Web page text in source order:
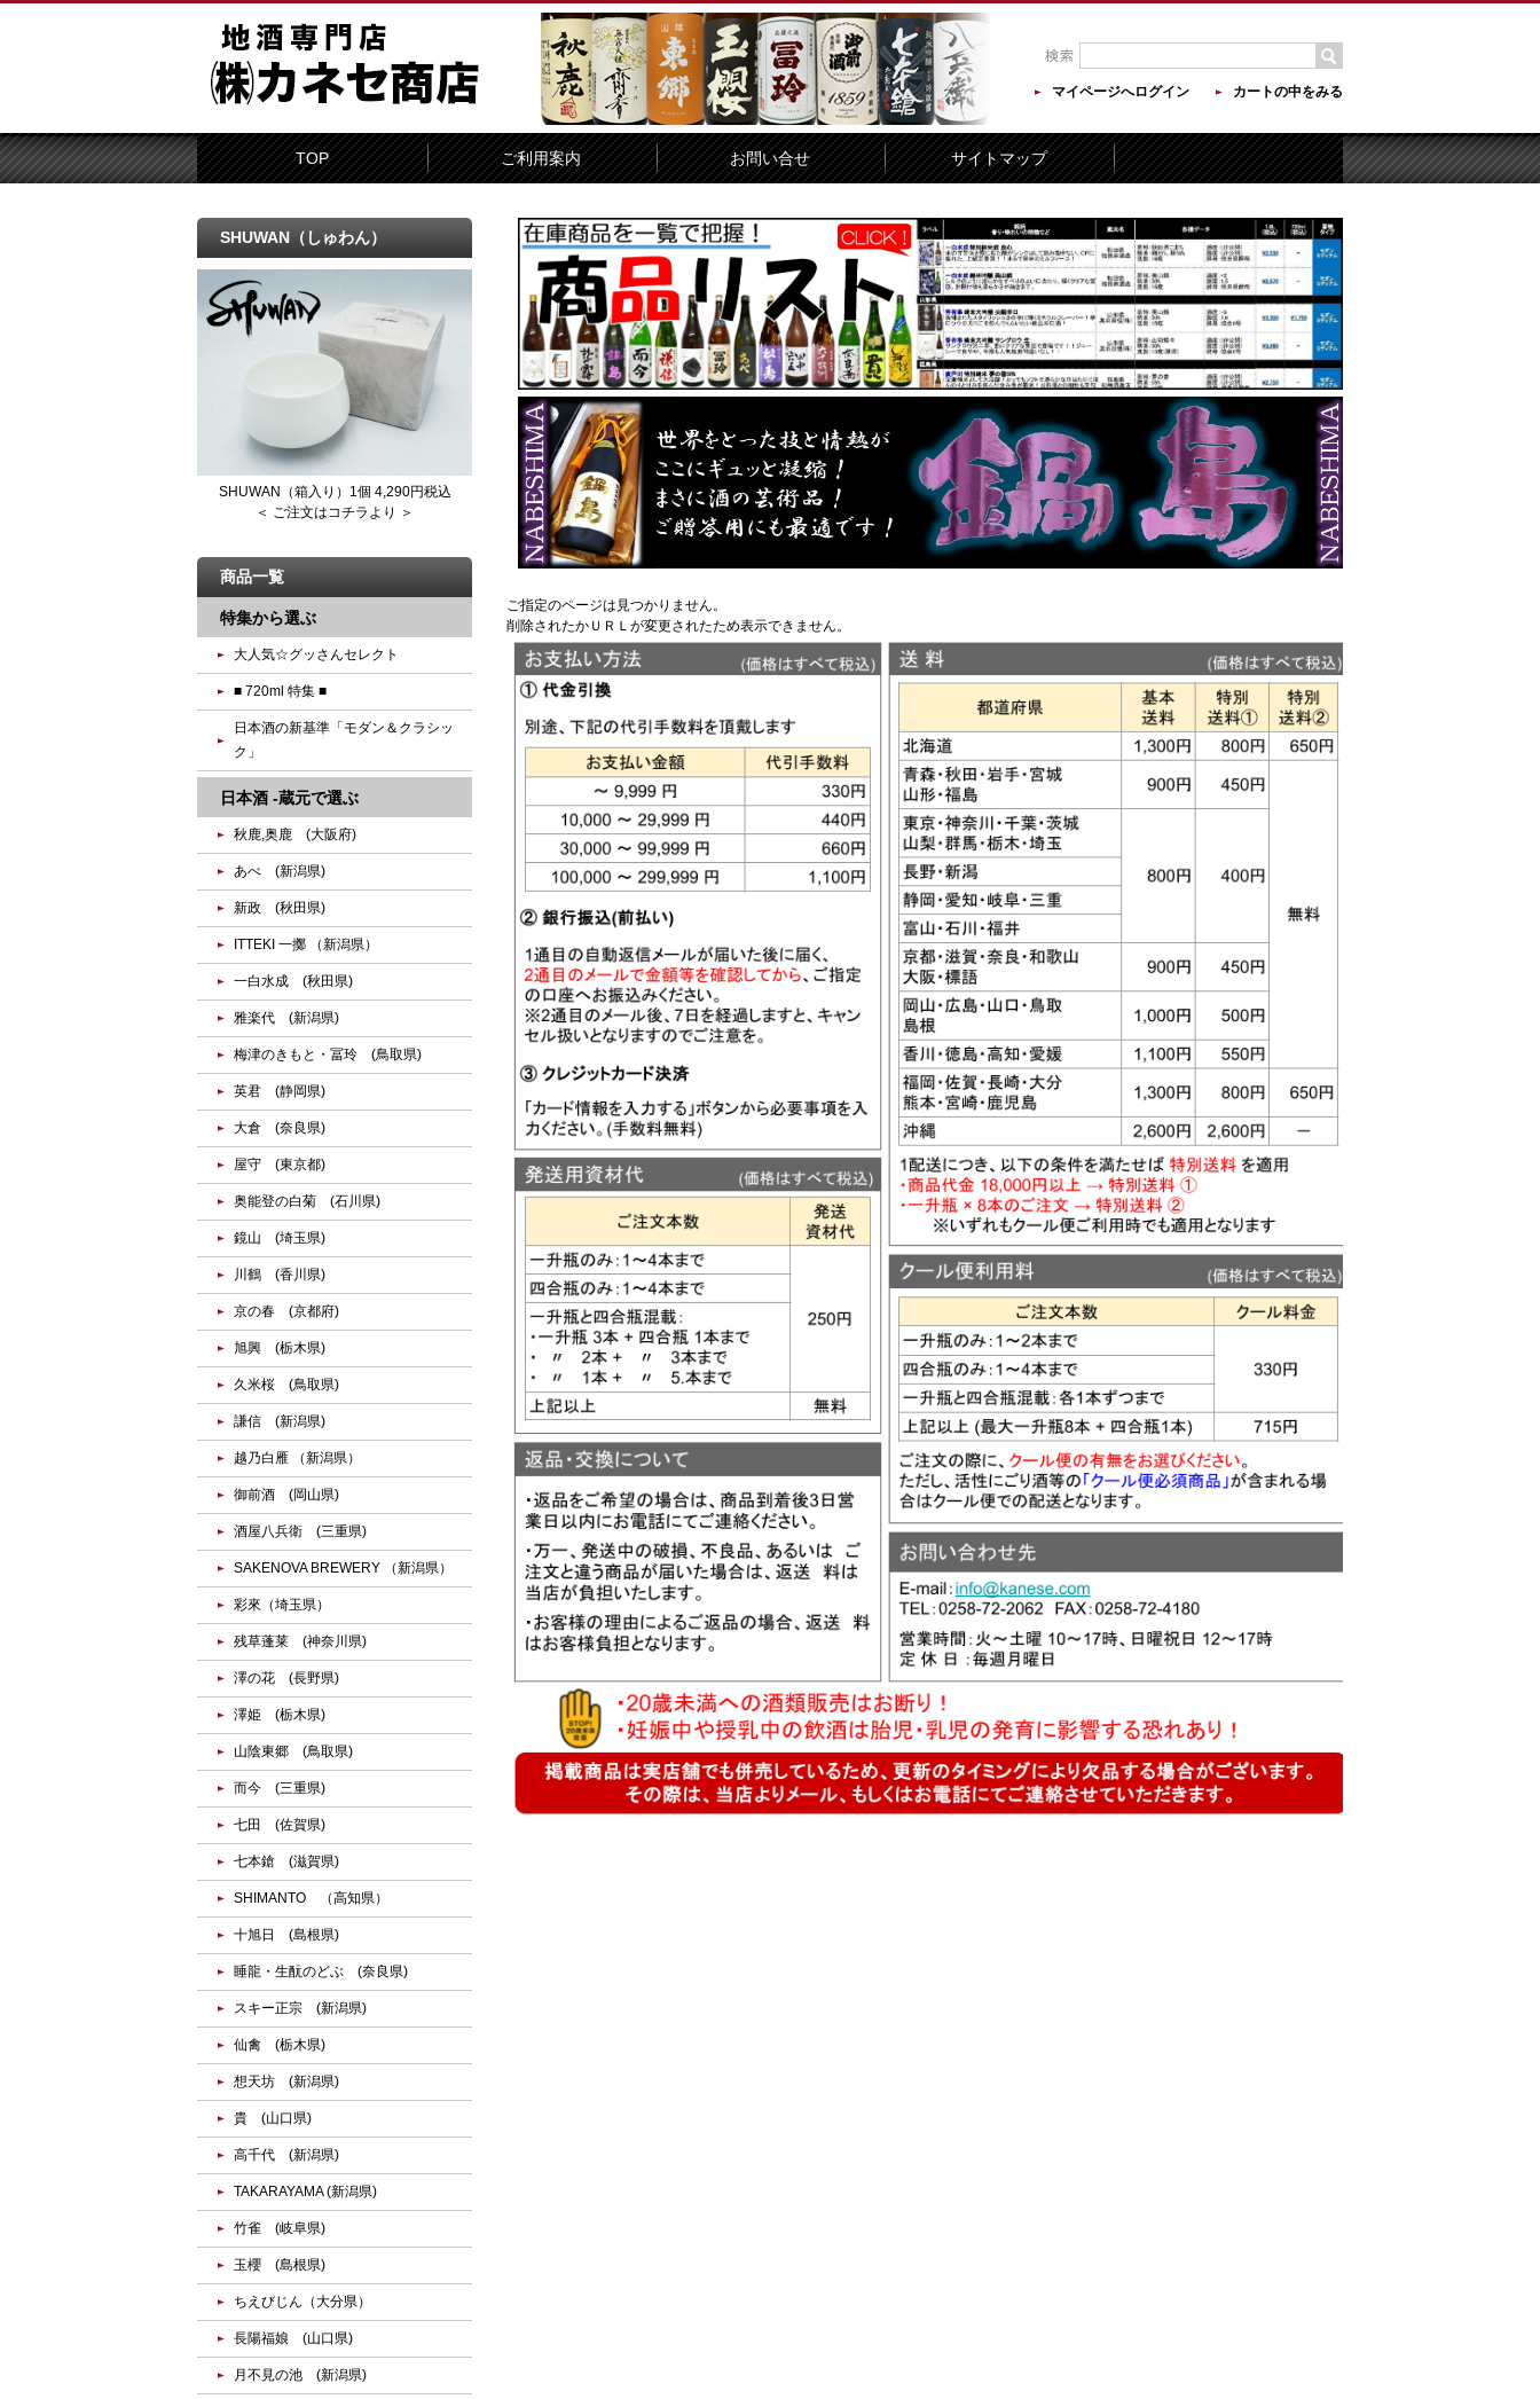
マイページへログイン カートの中をみる
TOP ご利用案内 お問い合せ サイトマップ
ご指定のページは見つかりません。
削除されたかＵＲＬが変更されたため表示できません。
SHUWAN（しゅわん）
SHUWAN（箱入り）1個 4,290円税込
＜ ご注文はコチラより ＞
商品一覧
特集から選ぶ
大人気☆グッさんセレクト
■ 720ml 特集 ■
日本酒の新基準「モダン＆クラシッ
ク」
日本酒 -蔵元で選ぶ
秋鹿,奥鹿 (大阪府)
あべ (新潟県)
新政 (秋田県)
ITTEKI 一擲 （新潟県）
一白水成 (秋田県)
雅楽代 (新潟県)
梅津のきもと・冨玲 (鳥取県)
英君 (静岡県)
大倉 (奈良県)
屋守 (東京都)
奥能登の白菊 (石川県)
鏡山 (埼玉県)
川鶴 (香川県)
京の春 (京都府)
旭興 (栃木県)
久米桜 (鳥取県)
謙信 (新潟県)
越乃白雁 （新潟県）
御前酒 (岡山県)
酒屋八兵衛 (三重県)
SAKENOVA BREWERY （新潟県）
彩來（埼玉県）
残草蓬莱 (神奈川県)
澤の花 (長野県)
澤姫 (栃木県)
山陰東郷 (鳥取県)
而今 (三重県)
七田 (佐賀県)
七本鎗 (滋賀県)
SHIMANTO （高知県）
十旭日 (島根県)
睡龍・生酛のどぶ (奈良県)
スキー正宗 (新潟県)
仙禽 (栃木県)
想天坊 (新潟県)
貴 (山口県)
高千代 (新潟県)
TAKARAYAMA (新潟県)
竹雀 (岐阜県)
玉櫻 (島根県)
ちえびじん（大分県）
長陽福娘 (山口県)
月不見の池 (新潟県)